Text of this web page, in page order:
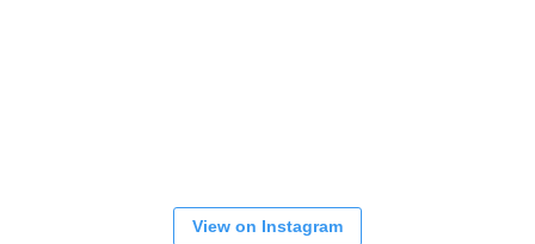
View on Instagram